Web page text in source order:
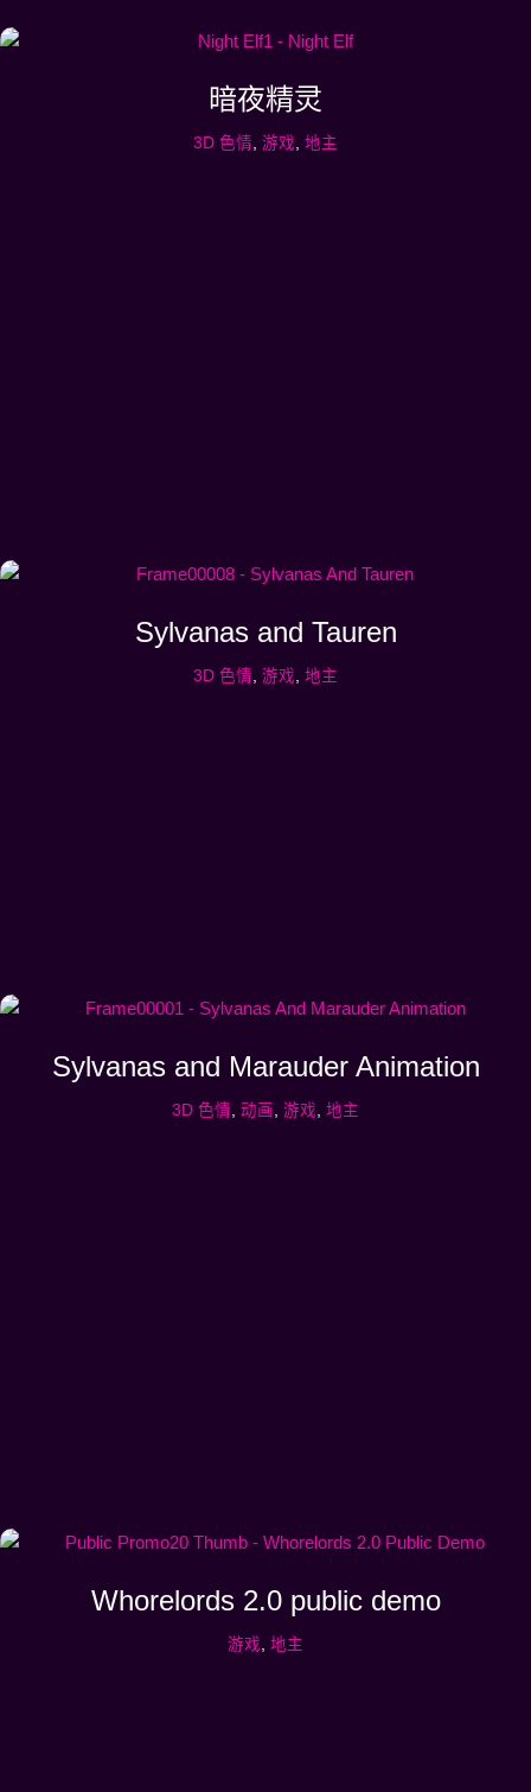
暗夜精灵
3D 色情 游戏 地主
Sylvanas and Tauren
3D 色情, 游戏, 地主
Sylvanas and Marauder Animation
3D 色情, 动画, 游戏, 地主
Whorelords 2.0 public demo
游戏, 地主